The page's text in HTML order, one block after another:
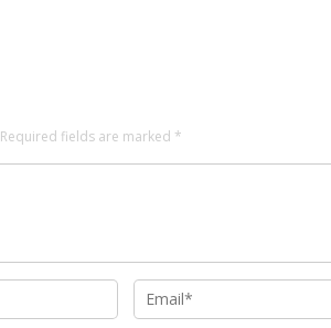
Required fields are marked *